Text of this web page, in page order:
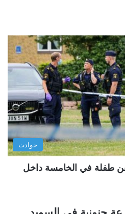
ح
ة
ا
ل
س
ا
ب
ق
ة
ح
ة
ا
ل
ت
ا
ل
ة
حوادث
عاماُ يطعن طفلة في الخامسة داخل